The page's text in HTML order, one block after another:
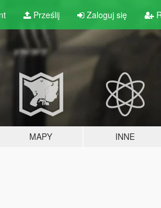
Prześlij Zaloguj się
MAPY INNE